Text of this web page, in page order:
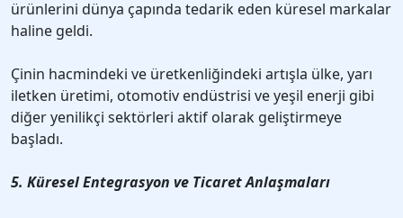
ürünlerini dünya çapında tedarik eden küresel markalar
haline geldi.
Çinin hacmindeki ve üretkenliğindeki artışla ülke, yarı
iletken üretimi, otomotiv endüstrisi ve yeşil enerji gibi
diğer yenilikçi sektörleri aktif olarak geliştirmeye
başladı.
5. Küresel Entegrasyon ve Ticaret Anlaşmaları